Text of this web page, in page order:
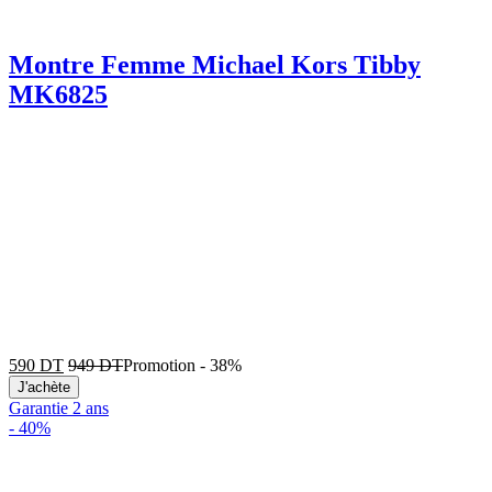
Montre Femme Michael Kors Tibby
MK6825
590 DT 949DTPromotion - 38%
J'achète
Garantie 2 ans
- 40%